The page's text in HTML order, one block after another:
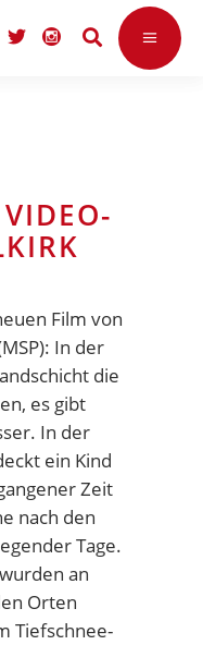
Film von
In der
die
es gibt
In der
ein Kind
Zeit
nach den
Tage.
an
Orten
Tiefschnee-